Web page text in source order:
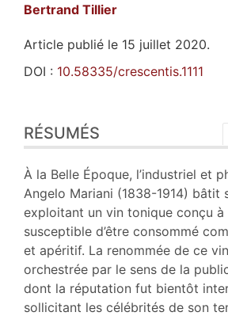
Bertrand Tillier
Article publié le 15 juillet 2020.
DOI : 10.58335/crescentis.1111
Index
Plan
Texte
Bibliographie
Notes
Illustrations
Citer cet article
Auteur
RÉSUMÉS
À la Belle Époque, l’industriel et
Angelo Mariani (1838-1914) bâtit
exploitant un vin tonique conçu à
susceptible d’être consommé
et apéritif. La renommée de ce
orchestrée par le sens de la
dont la réputation fut bientôt
sollicitant les célébrités de son